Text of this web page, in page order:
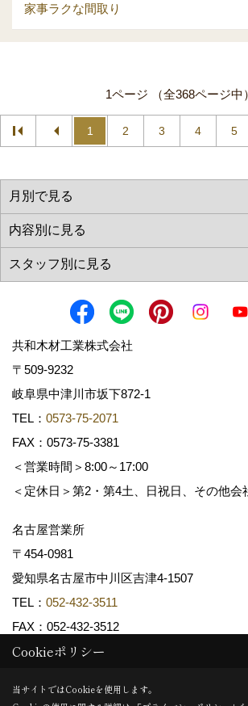
家事ラクな間取り
1ページ （全368ページ中）
1 2 3 4 5
共和木材工業株式会社
〒509-9232
岐阜県中津川市坂下872‐1
TEL： 0573-75-2071
FAX：0573-75-3381
＜営業時間＞8:00～17:00
＜定休日＞第2・第4土、日祝日、その他会
名古屋営業所
〒454-0981
愛知県名古屋市中川区吉津4-1507
TEL： 052-432-3511
FAX：052-432-3512
Copyright (c) 共和木材工業株式会社. All Rights
Cookieポリシー
当サイトではCookieを使用します。